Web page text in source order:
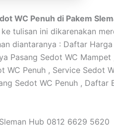
WC Penuh di Pakem
tulisan ini dikarenakan
diantaranya : Daftar
Pasang Sedot WC
WC Penuh , Service Sedot
Sedot WC Penuh , Daftar
Hub 0812 6629 5620